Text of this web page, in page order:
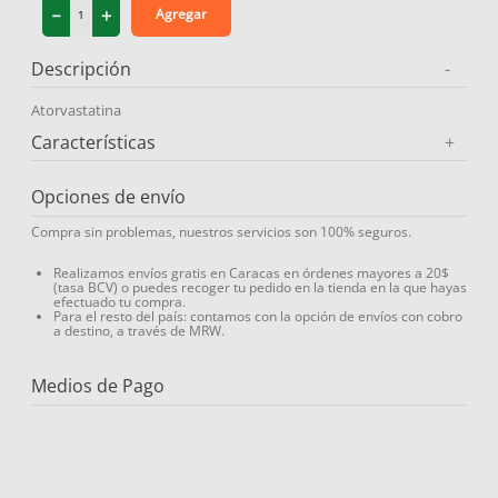
＋
－ Agregar
Descripción -
Atorvastatina
Características +
Opciones de envío
Compra sin problemas, nuestros servicios son 100% seguros.
Realizamos envíos gratis en Caracas en órdenes mayores a 20$
(tasa BCV) o puedes recoger tu pedido en la tienda en la que hayas
efectuado tu compra.
Para el resto del país: contamos con la opción de envíos con cobro
a destino, a través de MRW.
Medios de Pago
medias compresión
10. diosmina